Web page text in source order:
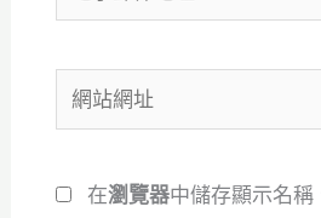
子
件
地
*
網
站
址
在瀏覽器中儲存顯示名稱